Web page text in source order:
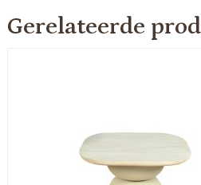
Gerelateerde